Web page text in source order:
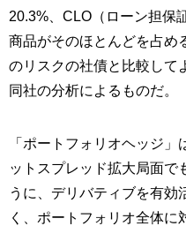
20.3%、CLO（ローン担保
商品がそのほとんどを占め
のリスクの社債と比較して
同社の分析によるものだ。
「ポートフォリオヘッジ
ットスプレッド拡大局面で
うに、デリバティブを有効
く、ポートフォリオ全体に